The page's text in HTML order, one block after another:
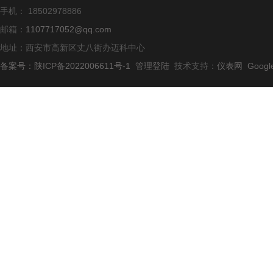
手机： 18502978886
邮箱： 1107717052@qq.com
地址：西安市高新区丈八街办迈科中心
备案号：陕ICP备2022006611号-1
管理登陆 技术支持： 仪表网